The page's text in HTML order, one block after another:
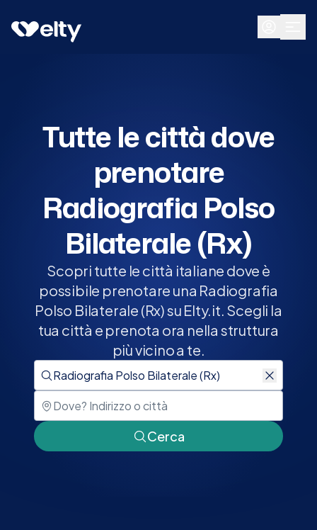
Prenota visita
Tutte le città dove
prenotare
Radiografia Polso
Bilaterale (Rx)
Scopri tutte le città italiane dove è
possibile prenotare una Radiografia
Polso Bilaterale (Rx) su Elty.it. Scegli la
tua città e prenota ora nella struttura
più vicino a te.
Cerca